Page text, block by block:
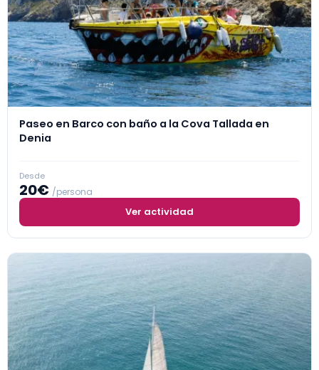
Paseo en Barco con baño a la Cova Tallada en
Denia
Desde
20€ /persona
Ver actividad